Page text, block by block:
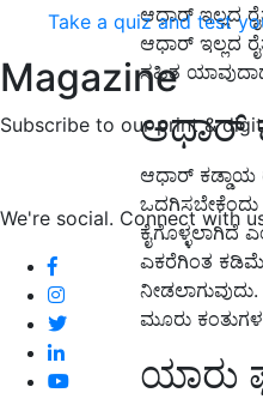
Take a quiz and test
Magazine
Subscribe to our print &
We're social. Connect with
ಆಧಾರ್ ಇಲ್ಲದ
ಆಧಾರ್ ಇಲ್ಲದ
ಸಹಿತ
ಆಧಾರ್
ಆಧಾರ್ ಕಡ್ಡಾಯ
ಒದಗಿಸಬೇಕೆಂದು
ಎಕರೆಗಿಂತ ಕಡಿಮೆ
ಮೂರು
ಯಾರು